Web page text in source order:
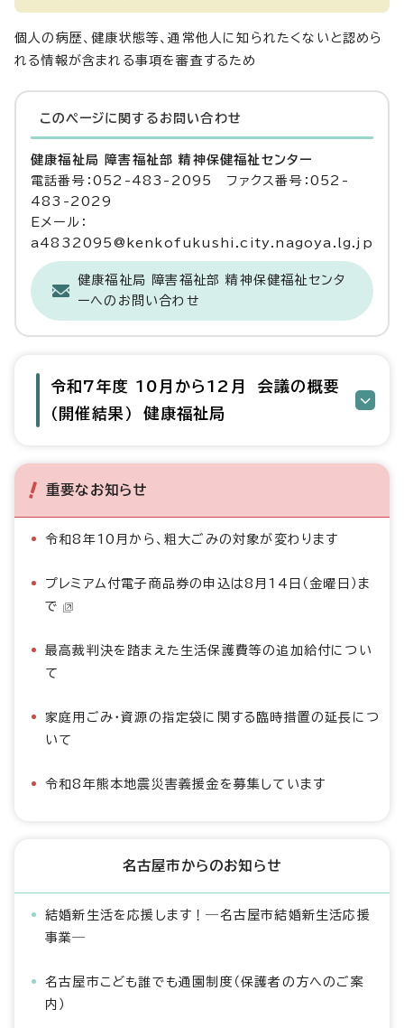
個人の病歴、健康状態等、通常他人に知られたくないと認めら
れる情報が含まれる事項を審査するため
このページに関する お問い合わせ
健康福祉局 障害福祉部 精神保健福祉センター
電話番号：052-483-2095 ファクス番号：052-
483-2029
Eメール：
a4832095@kenkofukushi.city.nagoya.lg.jp
健康福祉局 障害福祉部 精神保健福祉センタ
ーへのお問い合わせ
令和7年度 10月から12月 会議の概要
（開催結果） 健康福祉局
重要なお知らせ
令和8年10月から、粗大ごみの対象が変わります
プレミアム付電子商品券の申込は8月14日（金曜日）ま
で
最高裁判決を踏まえた生活保護費等の追加給付につい
て
家庭用ごみ・資源の指定袋に関する臨時措置の延長につ
いて
令和8年熊本地震災害義援金を募集しています
名古屋市からのお知らせ
結婚新生活を応援します！―名古屋市結婚新生活応援
事業―
名古屋市こども誰でも通園制度（保護者の方へのご案
内）